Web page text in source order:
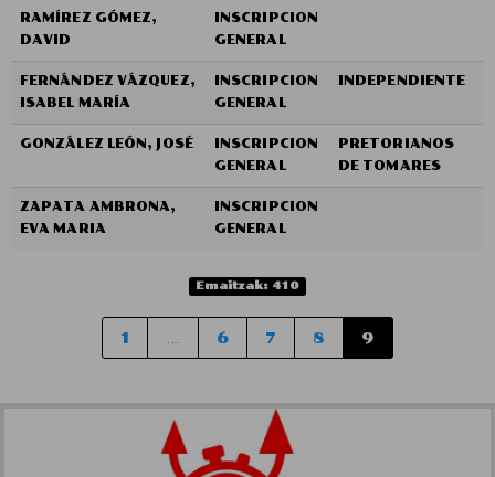
RAMÍREZ GÓMEZ,
DAVID
INSCRIPCION
GENERAL
FERNÁNDEZ VÁZQUEZ,
ISABEL MARÍA
INSCRIPCION
GENERAL
INDEPENDIENTE
GONZÁLEZ LEÓN, JOSÉ
INSCRIPCION
GENERAL
PRETORIANOS
DE TOMARES
ZAPATA AMBRONA,
EVA MARIA
INSCRIPCION
GENERAL
Emaitzak: 410
1 6 7 8 9